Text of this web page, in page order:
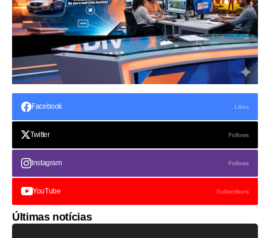
Facebook Likes
Twitter Follows
Instagram Follows
YouTube Subscribers
Últimas notícias